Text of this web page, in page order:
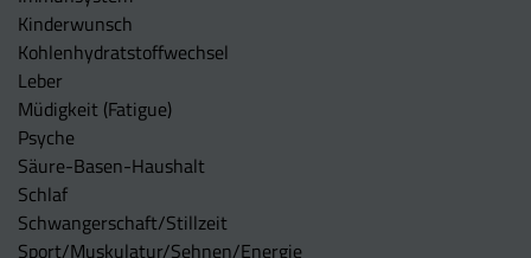
Kinderwunsch
Kohlenhydratstoffwechsel
Leber
Müdigkeit (Fatigue)
Psyche
Säure-Basen-Haushalt
Schlaf
Schwangerschaft/Stillzeit
Sport/Muskulatur/Sehnen/Energie